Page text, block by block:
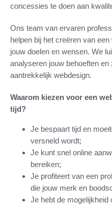
concessies te doen aan
Ons team van ervaren
helpen bij het creëren van
jouw doelen en wensen. We
analyseren jouw behoeften
aantrekkelijk webdesign.
Waarom kiezen voor een
tijd?
Je bespaart tijd en
versneld wordt;
Je kunt snel online
bereiken;
Je profiteert van een
die jouw merk en
Je hebt de mogelijkheid